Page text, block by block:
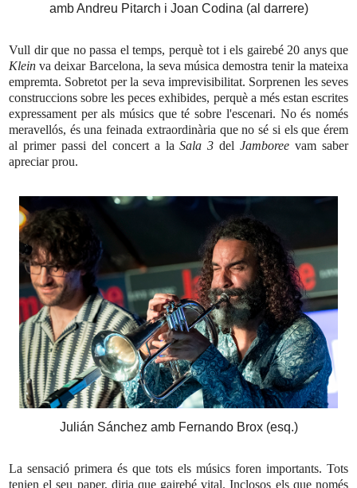
amb Andreu Pitarch i Joan Codina (al darrere)
Vull dir que no passa el temps, perquè tot i els gairebé 20 anys que
Klein va deixar Barcelona, la seva música demostra tenir la mateixa
empremta. Sobretot per la seva imprevisibilitat. Sorprenen les seves
construccions sobre les peces exhibides, perquè a més estan escrites
expressament per als músics que té sobre l'escenari. No és només
meravellós, és una feinada extraordinària que no sé si els que érem
al primer passi del concert a laSala 3 delJamboreevam saber
apreciar prou.
Julián Sánchez amb Fernando Brox (esq.)
La sensació primera és que tots els músics foren importants. Tots
tenien el seu paper, diria que gairebé vital. Inclosos els que només